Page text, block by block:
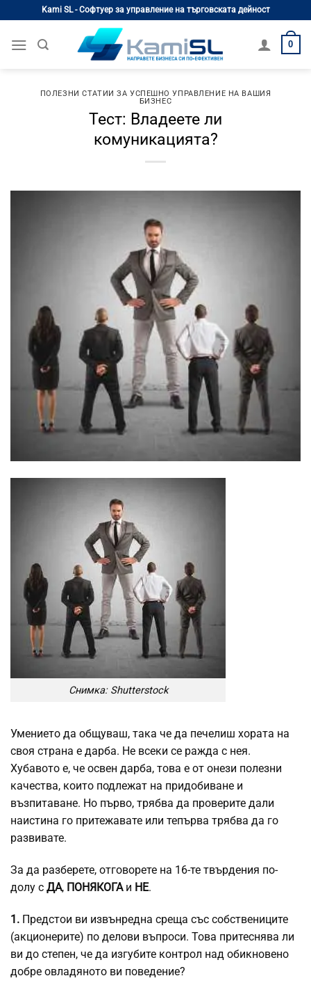
content
Kami SL - Софтуер за управление на търговската дейност
0
ПОЛЕЗНИ СТАТИИ ЗА УСПЕШНО УПРАВЛЕНИЕ НА ВАШИЯ
БИЗНЕС
Тест: Владеете ли
комуникацията?
Снимка: Shutterstock
Умението да общуваш, така че да печелиш хората на
своя страна е дарба. Не всеки се ражда с нея.
Хубавото е, че освен дарба, това е от онези полезни
качества, които подлежат на придобиване и
възпитаване. Но първо, трябва да проверите дали
наистина го притежавате или тепърва трябва да го
развивате.
За да разберете, отговорете на 16-те твърдения по-
долу с ДА, ПОНЯКОГА и НЕ.
1. Предстои ви извънредна среща със собствениците
(акционерите) по делови въпроси. Това притеснява ли
ви до степен, че да изгубите контрол над обикновено
добре овладяното ви поведение?